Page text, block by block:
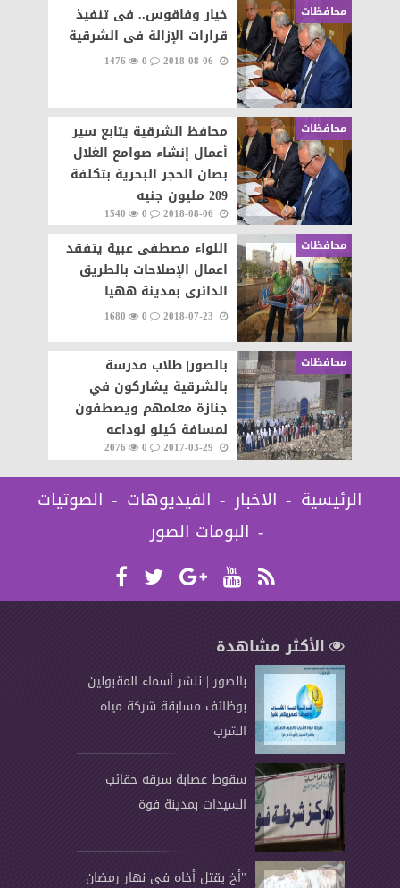
محافظات
خيار وفاقوس.. فى تنفيذ
قرارات الإزالة فى الشرقية
0
1476
محافظات
محافظ الشرقية يتابع سير
أعمال إنشاء صوامع الغلال
بصان الحجر البحرية بتكلفة
209 مليون جنيه
0
1540
محافظات
اللواء مصطفى عبية يتفقد
اعمال الإصلاحات بالطريق
الدائرى بمدينة ههيا
0
1680
محافظات
بالصور| طلاب مدرسة
بالشرقية يشاركون في
جنازة معلمهم ويصطفون
لمسافة كيلو لوداعه
0
2076
الرئيسية الاخبار الفيديوهات
الصوتيات
البومات الصور
الأكثر مشاهدة
بالصور | ننشر أسماء المقبولين
بوظائف مسابقة شركة مياه
الشرب
سقوط عصابة سرقه حقائب
السيدات بمدينة فوة
"أخ يقتل أخاه فى نهار رمضان